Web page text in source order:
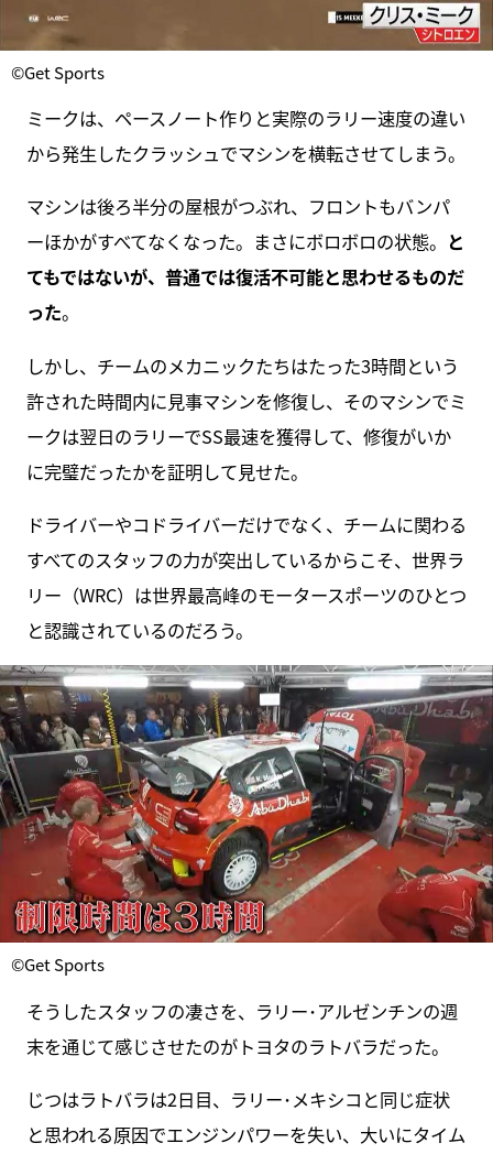
©Get Sports
ミークは、ペースノート作りと実際のラリー速度の違い
から発生したクラッシュでマシンを横転させてしまう。
マシンは後ろ半分の屋根がつぶれ、フロントもバンパ
ーほかがすべてなくなった。まさにボロボロの状態。 と
てもではないが、普通では復活不可能と思わせるものだ
った。
しかし、チームのメカニックたちはたった3時間という
許された時間内に見事マシンを修復し、そのマシンでミ
ークは翌日のラリーでSS最速を獲得して、修復がいか
に完璧だったかを証明して見せた。
ドライバーやコドライバーだけでなく、チームに関わる
すべてのスタッフの力が突出しているからこそ、世界ラ
リー（WRC）は世界最高峰のモータースポーツのひとつ
と認識されているのだろう。
©Get Sports
そうしたスタッフの凄さを、ラリー･アルゼンチンの週
末を通じて感じさせたのがトヨタのラトバラだった。
じつはラトバラは2日目、ラリー･メキシコと同じ症状
と思われる原因でエンジンパワーを失い、大いにタイム